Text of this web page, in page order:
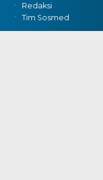
Redaksi
Tim Sosmed